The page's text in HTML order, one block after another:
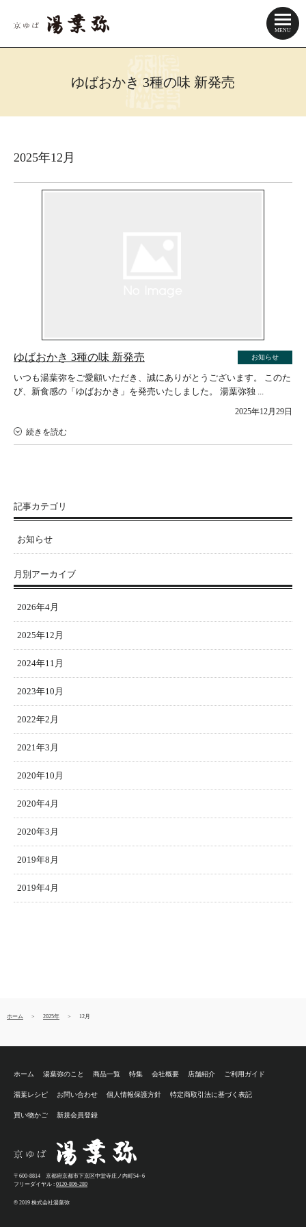
ゆばおかき 3種の味 新発売
2025年12月
ゆばおかき 3種の味 新発売 お知らせ
いつも湯葉弥をご愛顧いただき、誠にありがとうございます。 このた
び、新食感の「ゆばおかき」を発売いたしました。 湯葉弥独 ...
2025年12月29日
続きを読む
記事カテゴリ
お知らせ
月別アーカイブ
2026年4月
2025年12月
2024年11月
2023年10月
2022年2月
2021年3月
2020年10月
2020年4月
2020年3月
2019年8月
2019年4月
ホーム 2025年 12月
ホーム 湯葉弥のこと 商品一覧 特集 会社概要 店舗紹介 ご利用ガイド
湯葉レシピ お問い合わせ 個人情報保護方針 特定商取引法に基づく表記
買い物かご 新規会員登録
〒600-8814 京都府京都市下京区中堂寺庄ノ内町54−6
フリーダイヤル : 0120-806-280
© 2019 株式会社湯葉弥